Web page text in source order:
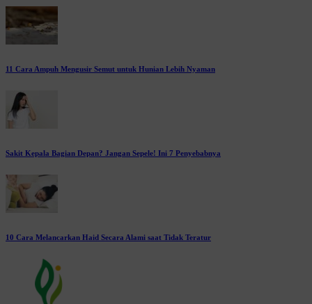
11 Cara Ampuh Mengusir Semut untuk Hunian Lebih Nyaman
Sakit Kepala Bagian Depan? Jangan Sepele! Ini 7 Penyebabnya
10 Cara Melancarkan Haid Secara Alami saat Tidak Teratur